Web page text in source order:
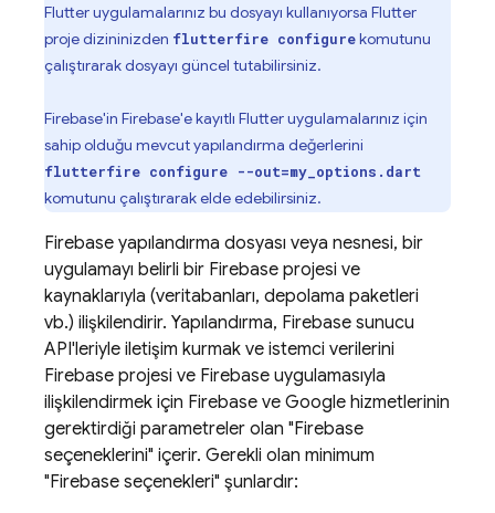
Flutter uygulamalarınız bu dosyayı kullanıyorsa Flutter
proje dizininizden flutterfire configurekomutunu
çalıştırarak dosyayı güncel tutabilirsiniz.
Firebase'in Firebase'e kayıtlı Flutter uygulamalarınız için
sahip olduğu mevcut yapılandırma değerlerini
flutterfire configure --out=my_options.dart
komutunu çalıştırarak elde edebilirsiniz.
Firebase yapılandırma dosyası veya nesnesi, bir
uygulamayı belirli bir Firebase projesi ve
kaynaklarıyla (veritabanları, depolama paketleri
vb.) ilişkilendirir. Yapılandırma, Firebase sunucu
API'leriyle iletişim kurmak ve istemci verilerini
Firebase projesi ve Firebase uygulamasıyla
ilişkilendirmek için Firebase ve Google hizmetlerinin
gerektirdiği parametreler olan "Firebase
seçeneklerini" içerir. Gerekli olan minimum
"Firebase seçenekleri" şunlardır: